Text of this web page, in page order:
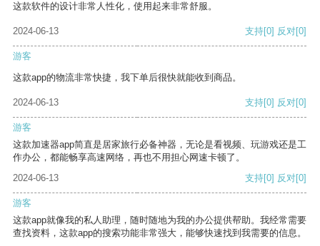
这款软件的设计非常人性化，使用起来非常舒服。
2024-06-13 支持[0] 反对[0]
游客
这款app的物流非常快捷，我下单后很快就能收到商品。
2024-06-13 支持[0] 反对[0]
游客
这款加速器app简直是居家旅行必备神器，无论是看视频、玩游戏还是工
作办公，都能畅享高速网络，再也不用担心网速卡顿了。
2024-06-13
支持[0] 反对[0]
游客
这款app就像我的私人助理，随时随地为我的办公提供帮助。我经常需要
查找资料，这款app的搜索功能非常强大，能够快速找到我需要的信息。